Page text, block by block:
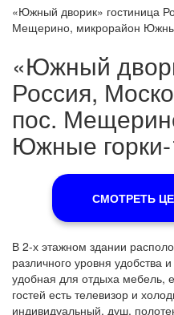
«Южный дворик» гостиница
Мещерино, микрорайон
«Южный
Россия,
пос.
Южные
СМОТРЕТЬ
В 2-х этажном здании
различного уровня
удобная для отдыха мебель,
гостей есть телевизор и
индивидуальный, душ,